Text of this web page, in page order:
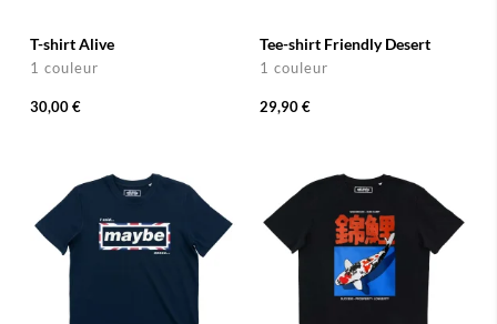
T-shirt Alive
1 couleur
30,00 €
Tee-shirt Friendly Desert
1 couleur
29,90 €